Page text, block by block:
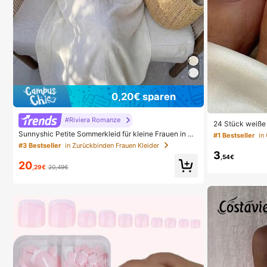
0,20€ sparen
#Riviera Romanze
Sunnyshic Petite Sommerkleid für kleine Frauen in Ap
ricot, strukturierter Stoff mit Seestern-, Muschel- und
Quastenverzierung, tiefer V-Ausschnitt, Neckholder,
A-Linie Silhouette, elegant für Strand, Hochzeit, lässi
g Wear, Büro
#3 Bestseller in Zurückbinden Frauen Kleider
20 ,29€ 20,49€
24 Stück
Fußnagelkunst
e & 1 Stück
#1 Bestseller
3 ,54€